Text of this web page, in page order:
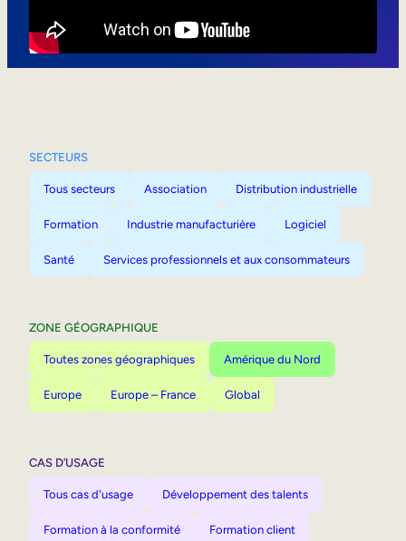
SECTEURS
Tous secteurs Association Distribution industrielle
Formation Industrie manufacturière Logiciel
Santé Services professionnels et aux consommateurs
ZONE GÉOGRAPHIQUE
Toutes zones géographiques Amérique du Nord
Europe Europe – France Global
CAS D’USAGE
Tous cas d'usage Développement des talents
Formation à la conformité Formation client